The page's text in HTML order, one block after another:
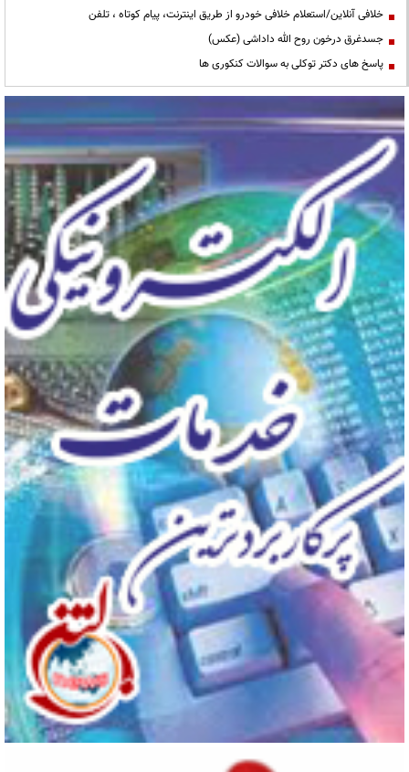
خلافی آنلاین/استعلام خلافی خودرو از طریق اینترنت، پیام کوتاه ، تلفن
جسدغرق درخون روح الله داداشی (عکس)
پاسخ های دکتر توکلی به سوالات کنکوری ها